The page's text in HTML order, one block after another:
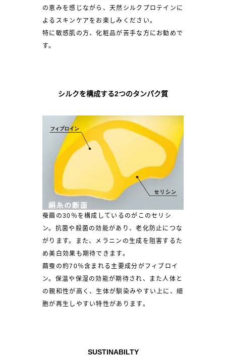
の恵みを感じながら、天然シルクプロテインに
よるスキンケアをお楽しみください。
特に敏感肌の方、化粧品が苦手な方にお勧めで
す。
シルクを構成する2つのタンパク質
蚕繭の30％を構成しているのがこのセリシ
ン。抗菌や殺菌の効能があり、老化防止につな
がります。また、メラニンの生成を阻害するた
め美白効果も期待できます。
繭蚕の約70％含まれる主要成分がフィブロイ
ン。保温や保湿の効能が期待され、また人体と
の親和性が高く、生体が馴染みやすい上に、細
胞が再生しやすい特性があります。
SUSTINABILTY